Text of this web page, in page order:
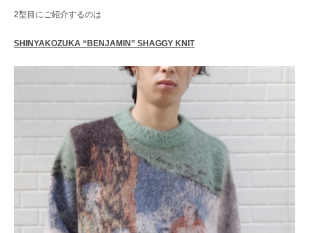
2型目にご紹介するのは
SHINYAKOZUKA “BENJAMIN” SHAGGY KNIT